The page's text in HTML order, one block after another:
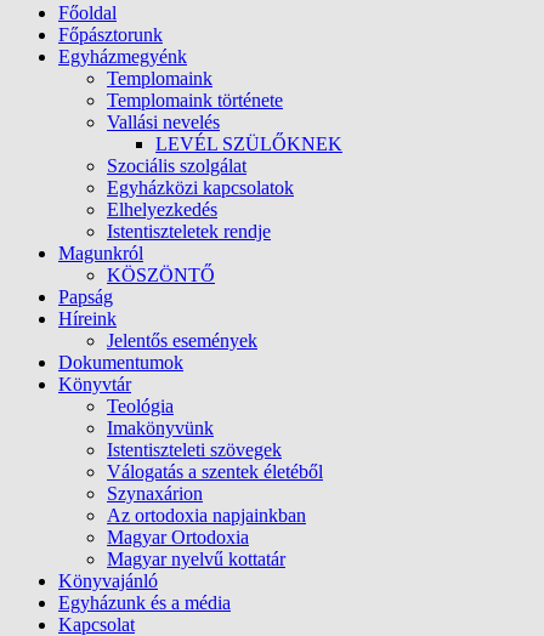
Főoldal
Főpásztorunk
Egyházmegyénk
Templomaink
Templomaink története
Vallási nevelés
LEVÉL SZÜLŐKNEK
Szociális szolgálat
Egyházközi kapcsolatok
Elhelyezkedés
Istentiszteletek rendje
Magunkról
KÖSZÖNTŐ
Papság
Híreink
Jelentős események
Dokumentumok
Könyvtár
Teológia
Imakönyvünk
Istentiszteleti szövegek
Válogatás a szentek életéből
Szynaxárion
Az ortodoxia napjainkban
Magyar Ortodoxia
Magyar nyelvű kottatár
Könyvajánló
Egyházunk és a média
Kapcsolat